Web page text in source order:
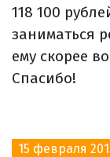
118 100
заниматься
ему скорее
Спасибо!
15 февраля